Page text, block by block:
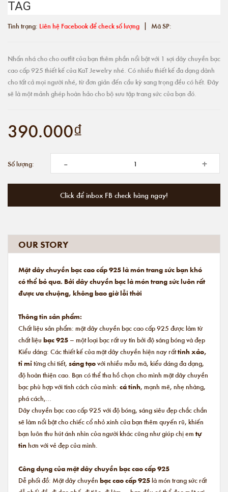
TAG
Tình trạng: Liên hệ Facebook để check số lượng | Mã SP:
Nhấn nhá cho cho outfit của bạn thêm phần nổi bật với 1 sợi dây chuyền bạc
cao cấp 925 thiết kế của KaT Jewelry nhé. Có nhiều thiết kế đa dạng dành
cho tất cả mọi người nhé, từ đơn giản đến cầu kỳ sang trọng đều có hết. Đây
sẽ là một mảnh ghép hoàn hảo cho bộ sưu tập trang sức của bạn đó.
390.000₫
Số lượng: - +
Click để inbox FB check hàng ngay!
OUR STORY
Mặt dây chuyền bạc cao cấp 925 là món trang sức bạn khó
có thể bỏ qua. Bởi dây chuyền bạc là món trang sức luôn rất
được ưa chuộng, không bao giờ lỗi thời
Thông tin sản phẩm:
Chất liệu sản phẩm: mặt dây chuyền bạc cao cấp 925 được làm từ
chất liệu bạc 925 – một loại bạc rất uy tín bởi độ sáng bóng và đẹp
Kiểu dáng: Các thiết kế của mặt dây chuyền hiện nay rấttinh xảo,
tỉ mỉtừng chi tiết, sáng tạovới nhiều mẫu mã, kiểu dáng đa dạng,
độ hoàn thiện cao. Bạn có thể tha hồ chọn cho mình mặt dây chuyền
bạc phù hợp với tính cách của mình: cá tính, mạnh mẽ, nhẹ nhàng,
phá cách,…
Dây chuyền bạc cao cấp 925 với độ bóng, sáng siêu đẹp chắc chắn
sẽ làm nổi bật cho chiếc cổ nhỏ xinh của bạn thêm quyến rũ, khiến
bạn luôn thu hút ánh nhìn của người khác cũng như giúp chị em tự
tinhơn với vẻ đẹp của mình.
Công dụng của mặt dây chuyền bạc cao cấp 925
Dễ phối đồ: Mặt dây chuyền bạc cao cấp 925là món trang sức rất